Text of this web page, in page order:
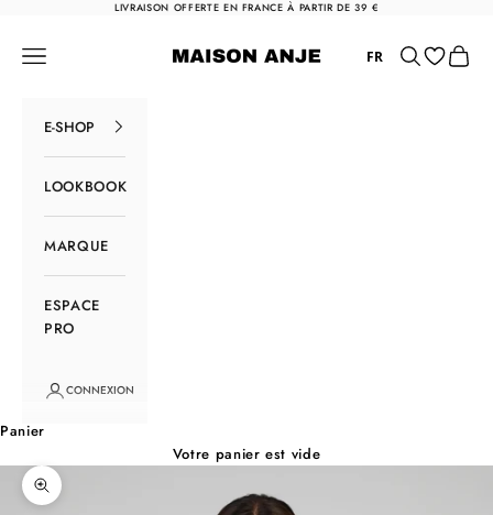
Passer au contenuLIVRAISON OFFERTE EN FRANCE À PARTIR DE 39 €
Maison Anje
Menu FR Rechercher
Panier
E-SHOP
LOOKBOOK
MARQUE
ESPACE
PRO
CONNEXION
Panier
Votre panier est vide
Zoomer sur l'image